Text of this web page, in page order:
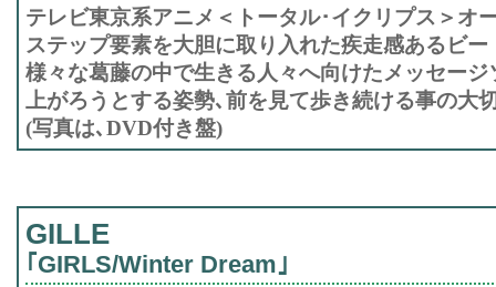
テレビ東京系アニメ＜トータル･イクリプス＞オ
ステップ要素を大胆に取り入れた疾走感あるビ
様々な葛藤の中で生きる人々へ向けたメッセー
上がろうとする姿勢､前を見て歩き続ける事の大
(写真は､DVD付き盤)
GILLE
｢GIRLS/Winter Dream｣